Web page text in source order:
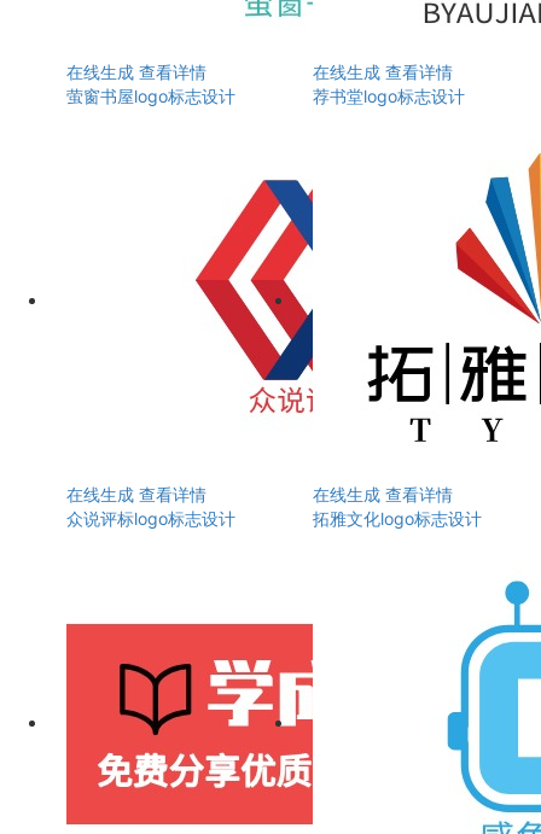
在线生成 查看详情
萤窗书屋logo标志设计
在线生成 查看详情
荐书堂logo标志设计
在线生成 查看详情
众说评标logo标志设计
在线生成 查看详情
拓雅文化logo标志设计